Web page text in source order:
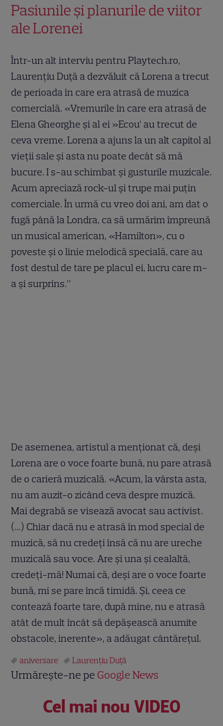
Pasiunile și planurile de viitor
ale Lorenei
Într-un alt interviu pentru Playtech.ro,
Laurențiu Duță a dezvăluit că Lorena a trecut
de perioada în care era atrasă de muzica
comercială. «Vremurile în care era atrasă de
Elena Gheorghe și al ei »Ecou’ au trecut de
ceva vreme. Lorena a ajuns la un alt capitol al
vieții sale și asta nu poate decât să mă
bucure. I s-au schimbat și gusturile muzicale.
Acum apreciază rock-ul și trupe mai puțin
comerciale. În urmă cu vreo doi ani, am dat o
fugă până la Londra, ca să urmărim împreună
un musical american, «Hamilton», cu o
poveste și o linie melodică specială, care au
fost destul de tare pe placul ei, lucru care m-
a și surprins.”
De asemenea, artistul a menționat că, deși
Lorena are o voce foarte bună, nu pare atrasă
de o carieră muzicală. «Acum, la vârsta asta,
nu am auzit-o zicând ceva despre muzică.
Mai degrabă se visează avocat sau activist.
(…) Chiar dacă nu e atrasă în mod special de
muzică, să nu credeți însă că nu are ureche
muzicală sau voce. Are și una și cealaltă,
credeți-mă! Numai că, deși are o voce foarte
bună, mi se pare încă timidă. Și, ceea ce
contează foarte tare, după mine, nu e atrasă
atât de mult încât să depășească anumite
obstacole, inerente», a adăugat cântărețul.
aniversare Laurenţiu Duţă
Urmărește-ne pe Google News
Cel mai nou VIDEO